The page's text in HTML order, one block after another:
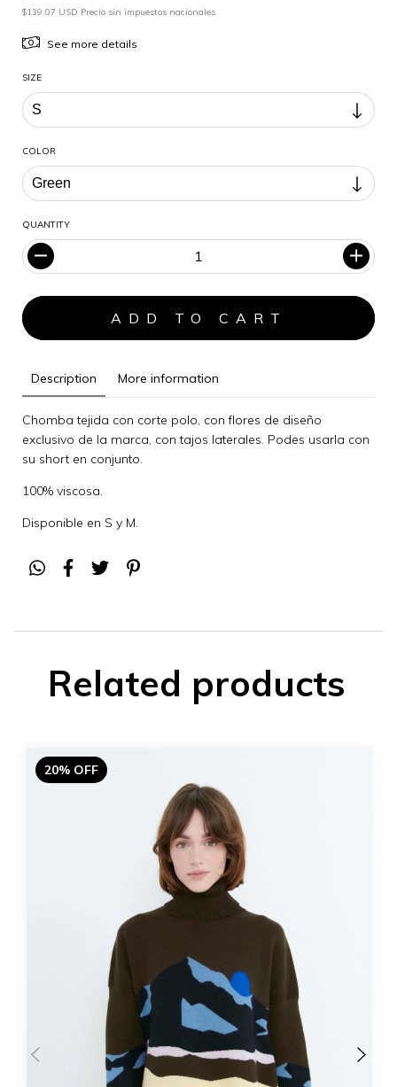
$139.07 USD Precio sin impuestos nacionales
See more details
SIZE
COLOR
QUANTITY
Description More information
Chomba tejida con corte polo, con flores de diseño
exclusivo de la marca, con tajos laterales. Podes usarla con
su short en conjunto.
100% viscosa.
Disponible en S y M.
Related products
20% OFF